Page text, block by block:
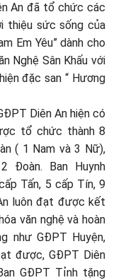
An đã tổ chức các
thiệu sức sống của
Em Yêu” dành cho
Nghệ Sân Khấu với
đặc san “ Hương
Diên An hiện có
tổ chức thành 8
( 1 Nam và 3 Nữ),
Đoàn. Ban Huynh
Tấn, 5 cấp Tín, 9
luôn đạt được kết
văn nghệ và hoàn
như GĐPT Huyện,
được, GĐPT Diên
GĐPT Tỉnh tặng